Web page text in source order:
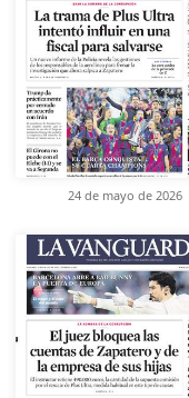
24 de mayo de 2026